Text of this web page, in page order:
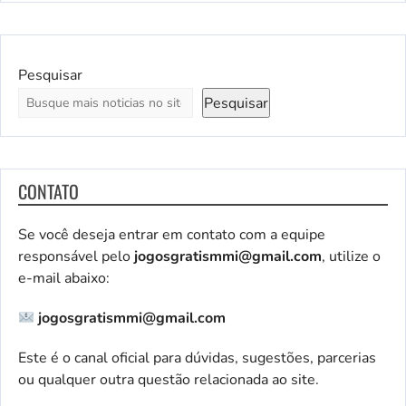
Pesquisar
Pesquisar
CONTATO
Se você deseja entrar em contato com a equipe
responsável pelojogosgratismmi@gmail.com, utilize o
e-mail abaixo:
jogosgratismmi@gmail.com
Este é o canal oficial para dúvidas, sugestões, parcerias
ou qualquer outra questão relacionada ao site.